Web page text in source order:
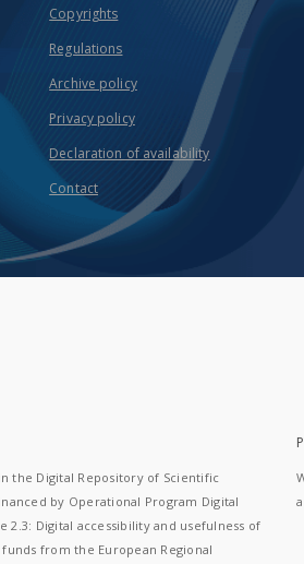
Copyrights
Regulations
Archive policy
Privacy policy
Declaration of availability
Contact
the Digital Repository of Scientific
by Operational Program Digital
2.3: Digital accessibility and usefulness of
from the European Regional